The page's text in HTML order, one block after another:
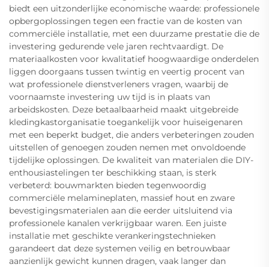
biedt een uitzonderlijke economische waarde: professionele
opbergoplossingen tegen een fractie van de kosten van
commerciële installatie, met een duurzame prestatie die de
investering gedurende vele jaren rechtvaardigt. De
materiaalkosten voor kwalitatief hoogwaardige onderdelen
liggen doorgaans tussen twintig en veertig procent van
wat professionele dienstverleners vragen, waarbij de
voornaamste investering uw tijd is in plaats van
arbeidskosten. Deze betaalbaarheid maakt uitgebreide
kledingkastorganisatie toegankelijk voor huiseigenaren
met een beperkt budget, die anders verbeteringen zouden
uitstellen of genoegen zouden nemen met onvoldoende
tijdelijke oplossingen. De kwaliteit van materialen die DIY-
enthousiastelingen ter beschikking staan, is sterk
verbeterd: bouwmarkten bieden tegenwoordig
commerciële melamineplaten, massief hout en zware
bevestigingsmaterialen aan die eerder uitsluitend via
professionele kanalen verkrijgbaar waren. Een juiste
installatie met geschikte verankeringstechnieken
garandeert dat deze systemen veilig en betrouwbaar
aanzienlijk gewicht kunnen dragen, vaak langer dan